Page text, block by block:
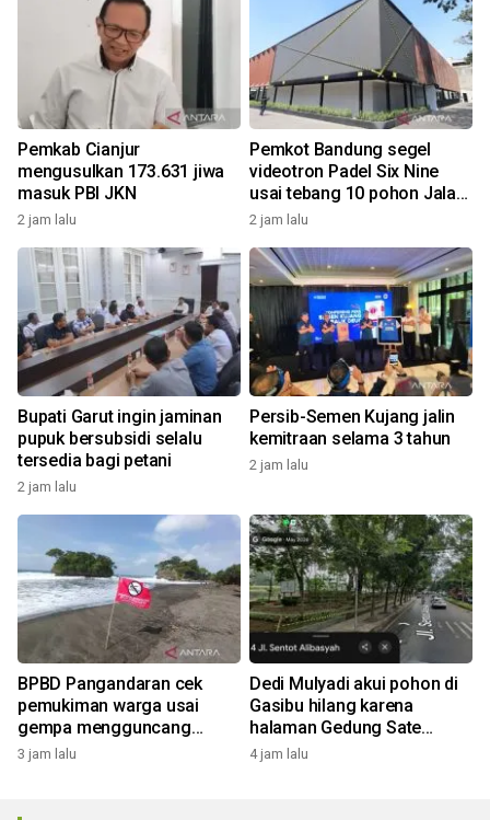
Pemkab Cianjur
mengusulkan 173.631 jiwa
masuk PBI JKN
2 jam lalu
Pemkot Bandung segel
videotron Padel Six Nine
usai tebang 10 pohon Jalan
Riau
2 jam lalu
Bupati Garut ingin jaminan
pupuk bersubsidi selalu
tersedia bagi petani
2 jam lalu
Persib-Semen Kujang jalin
kemitraan selama 3 tahun
2 jam lalu
BPBD Pangandaran cek
pemukiman warga usai
gempa mengguncang
dengan magnitudo 5,3
3 jam lalu
Dedi Mulyadi akui pohon di
Gasibu hilang karena
halaman Gedung Sate
ditata: Pohonnya kecil
4 jam lalu